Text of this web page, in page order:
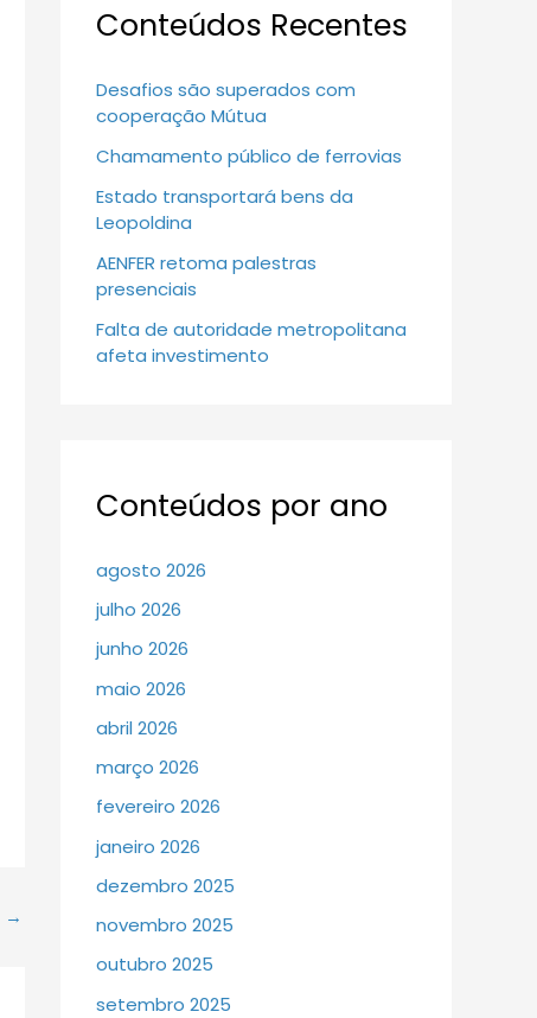
→
Conteúdos Recentes
Desafios são superados com
cooperação Mútua
Chamamento público de ferrovias
Estado transportará bens da
Leopoldina
AENFER retoma palestras
presenciais
Falta de autoridade metropolitana
afeta investimento
Conteúdos por ano
agosto 2026
julho 2026
junho 2026
maio 2026
abril 2026
março 2026
fevereiro 2026
janeiro 2026
dezembro 2025
novembro 2025
outubro 2025
setembro 2025